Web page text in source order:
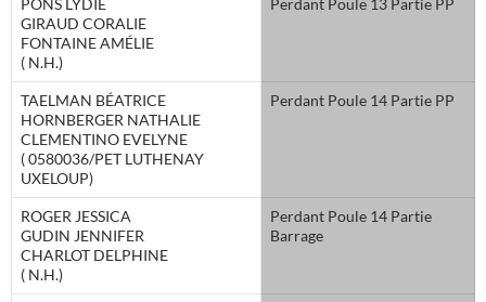
PONS LYDIE
GIRAUD CORALIE
FONTAINE AMÉLIE
( N.H.)
Perdant Poule 13 Partie PP
TAELMAN BÉATRICE
HORNBERGER NATHALIE
CLEMENTINO EVELYNE
( 0580036/PET LUTHENAY
UXELOUP)
Perdant Poule 14 Partie PP
ROGER JESSICA
GUDIN JENNIFER
CHARLOT DELPHINE
( N.H.)
Perdant Poule 14 Partie
Barrage